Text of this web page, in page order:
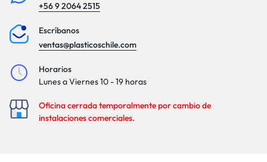
+56 9 2064 2515
Escríbanos
ventas@plasticoschile.com
Horarios
Lunes a Viernes 10 - 19 horas
Oficina cerrada temporalmente por cambio de
instalaciones comerciales.